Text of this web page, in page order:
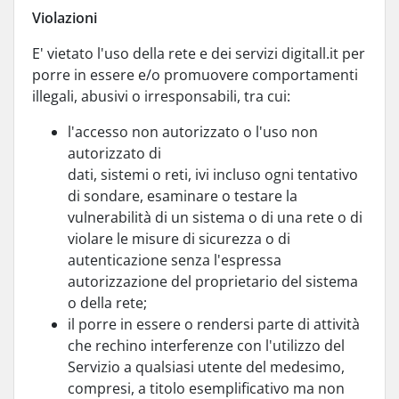
Violazioni
E' vietato l'uso della rete e dei servizi digitall.it per
porre in essere e/o promuovere comportamenti
illegali, abusivi o irresponsabili, tra cui:
l'accesso non autorizzato o l'uso non
autorizzato di
dati, sistemi o reti, ivi incluso ogni tentativo
di sondare, esaminare o testare la
vulnerabilità di un sistema o di una rete o di
violare le misure di sicurezza o di
autenticazione senza l'espressa
autorizzazione del proprietario del sistema
o della rete;
il porre in essere o rendersi parte di attività
che rechino interferenze con l'utilizzo del
Servizio a qualsiasi utente del medesimo,
compresi, a titolo esemplificativo ma non